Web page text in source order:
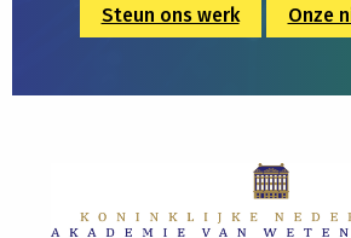
Steun ons werk Onze